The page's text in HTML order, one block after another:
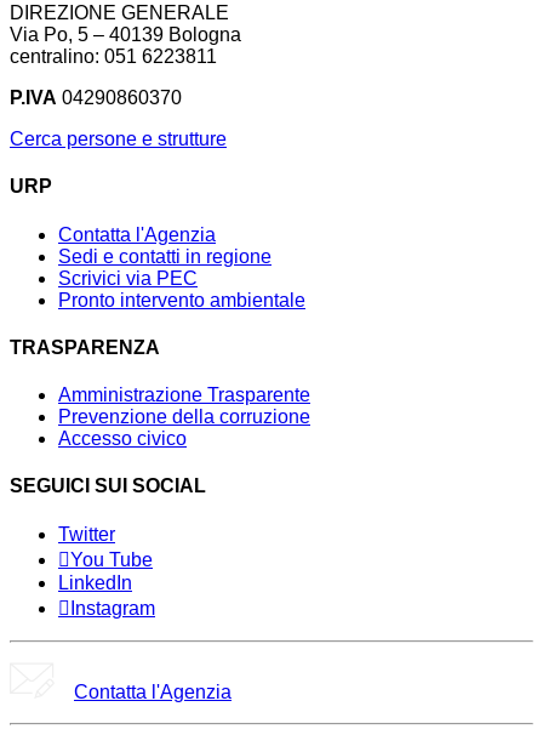
DIREZIONE GENERALE
Via Po, 5 – 40139 Bologna
centralino: 051 6223811
P.IVA 04290860370
Cerca persone e strutture
URP
Contatta l'Agenzia
Sedi e contatti in regione
Scrivici via PEC
Pronto intervento ambientale
TRASPARENZA
Amministrazione Trasparente
Prevenzione della corruzione
Accesso civico
SEGUICI SUI SOCIAL
Twitter
You Tube
LinkedIn
Instagram
Contatta l'Agenzia